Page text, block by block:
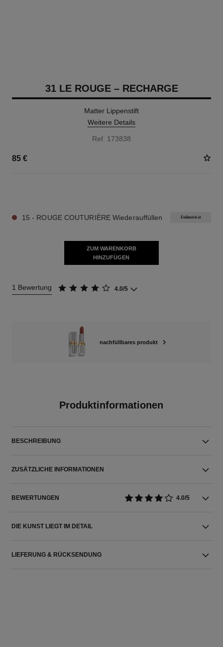
31 LE ROUGE – RECHARGE
Matter Lippenstift
Weitere Details
Ref. 173838
85 €
15 - ROUGE COUTURIÈRE Wiederauffüllen Exklusivität
ZUM WARENKORB
HINZUFÜGEN
1 Bewertung 4.0/5
nachfüllbares produkt
Produktinformationen
BESCHREIBUNG
ZUSÄTZLICHE INFORMATIONEN
BEWERTUNGEN 4.0/5
DIE KUNST LIEGT IM DETAIL
LIEFERUNG & RÜCKSENDUNG